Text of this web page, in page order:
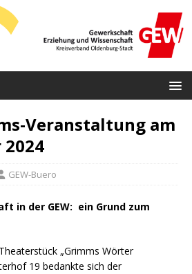
Veranstaltung am
GEW-Buero
in der GEW: ein Grund zum
„Grimms Wörter
19 bedankte sich der